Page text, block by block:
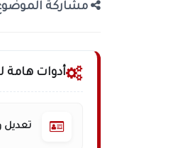
مشاركة
أدوات هامة
تعديل